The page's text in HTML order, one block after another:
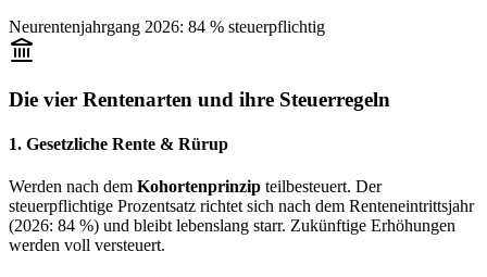
Neurentenjahrgang 2026: 84 % steuerpflichtig
Die vier Rentenarten und ihre Steuerregeln
1. Gesetzliche Rente & Rürup
Werden nach dem Kohortenprinzip teilbesteuert. Der
steuerpflichtige Prozentsatz richtet sich nach dem Renteneintrittsjahr
(2026: 84 %) und bleibt lebenslang starr. Zukünftige Erhöhungen
werden voll versteuert.